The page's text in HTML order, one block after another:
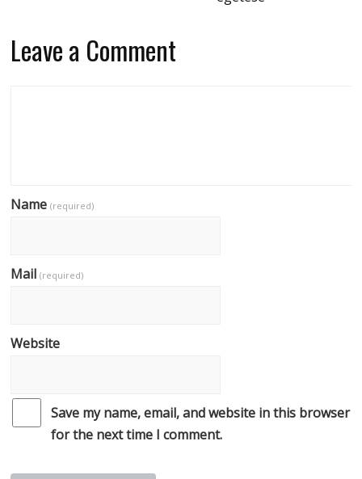
Leave a Comment
Name(required)
Mail(required)
Website
Save my name, email, and website in this browser
for the next time I comment.